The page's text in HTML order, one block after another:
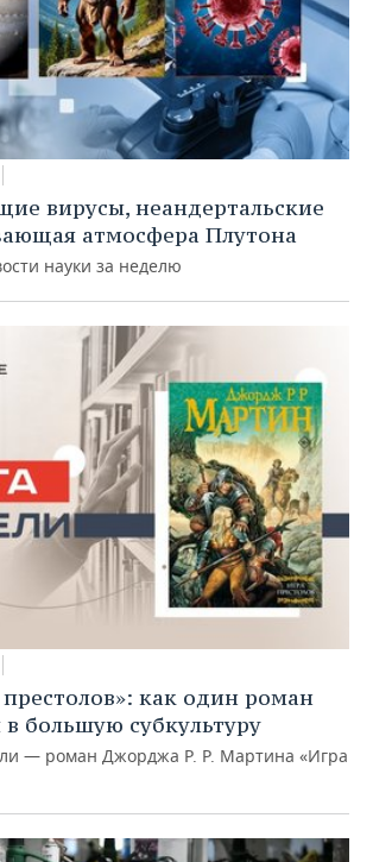
вирусы, неандертальские
атмосфера Плутона
науки за неделю
престолов»: как один роман
в большую субкультуру
— роман Джорджа Р. Р. Мартина «Игра